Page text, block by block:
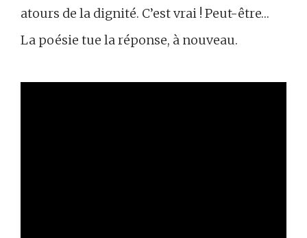
atours de la dignité. C’est vrai ! Peut-être…
La poésie tue la réponse, à nouveau.